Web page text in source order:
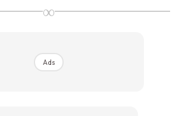
klasik untuk anda si lelaki tampan.
∞
Ads